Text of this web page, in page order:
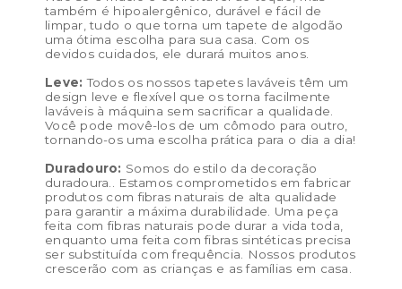
também é hipoalergênico, durável e fácil de
limpar, tudo o que torna um tapete de algodão
uma ótima escolha para sua casa. Com os
devidos cuidados, ele durará muitos anos.
Leve:Todos os nossos tapetes laváveis ​​têm um
design leve e flexível que os torna facilmente
laváveis ​​à máquina sem sacrificar a qualidade.
Você pode movê-los de um cômodo para outro,
tornando-os uma escolha prática para o dia a dia!
Duradouro: Somos do estilo da decoração
duradoura.. Estamos comprometidos em fabricar
produtos com fibras naturais de alta qualidade
para garantir a máxima durabilidade. Uma peça
feita com fibras naturais pode durar a vida toda,
enquanto uma feita com fibras sintéticas precisa
ser substituída com frequência. Nossos produtos
crescerão com as crianças e as famílias em casa.